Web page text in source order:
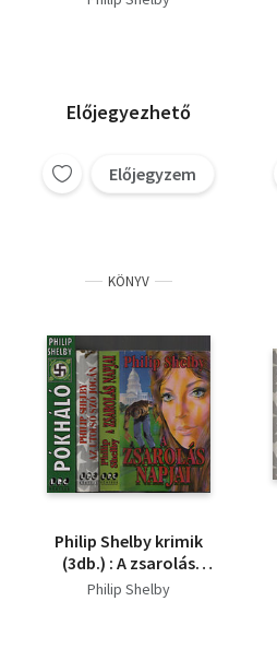
Előjegyezhető
Előjegyzem
KÖNYV
Philip Shelby krimik
(3db.) : A zsarolás
napjai + Az utolsó szó
Philip Shelby